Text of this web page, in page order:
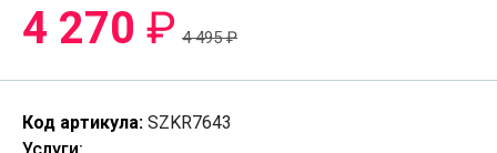
4 270 ₽ 4 495₽
Код артикула: SZKR7643